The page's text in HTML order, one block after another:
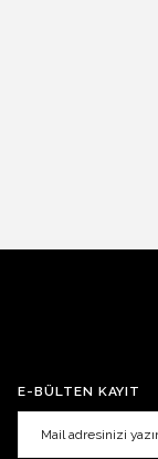
E-BÜLTEN KAYIT